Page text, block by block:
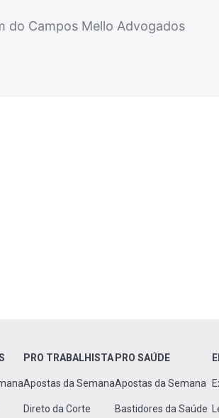
do Campos Mello Advogados
PRO TRABALHISTA
Apostas da Semana
Direto da Corte
PRO SAÚDE
Apostas da Semana
Bastidores da Saúde